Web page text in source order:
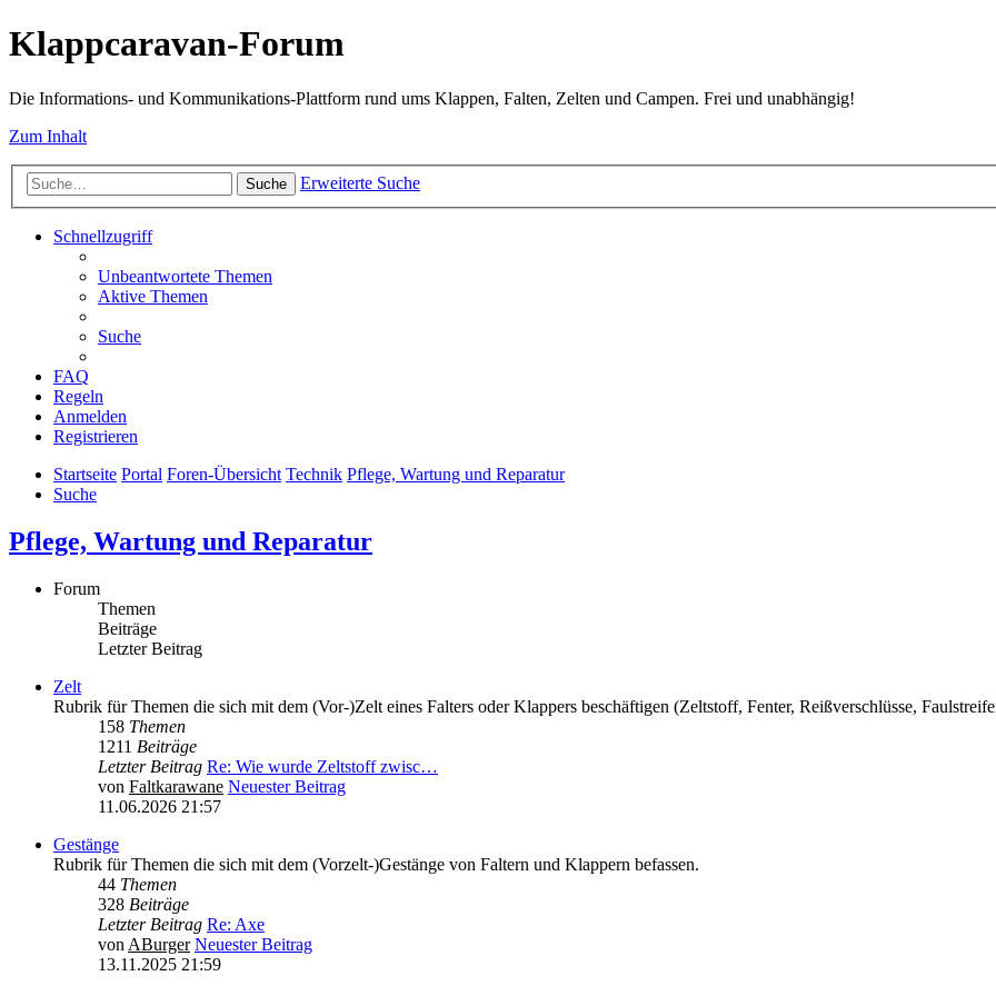
Klappcaravan-Forum
Die Informations- und Kommunikations-Plattform rund ums Klappen, Falten, Zelten und Campen. Frei und unabhängig!
Zum Inhalt
Suche Erweiterte Suche
Schnellzugriff
Unbeantwortete Themen
Aktive Themen
Suche
FAQ
Regeln
Anmelden
Registrieren
Startseite Portal Foren-Übersicht Technik Pflege, Wartung und Reparatur
Suche
Pflege, Wartung und Reparatur
Forum
Themen
Beiträge
Letzter Beitrag
Zelt
Rubrik für Themen die sich mit dem (Vor-)Zelt eines Falters oder Klappers beschäftigen (Zeltstoff, Fenter, Reißverschlüsse,
158 Themen
1211 Beiträge
Letzter Beitrag Re: Wie wurde Zeltstoff zwisc…
von Faltkarawane Neuester Beitrag
11.06.2026 21:57
Gestänge
Rubrik für Themen die sich mit dem (Vorzelt-)Gestänge von Faltern und Klappern befassen.
44 Themen
328 Beiträge
Letzter Beitrag Re: Axe
von ABurger Neuester Beitrag
13.11.2025 21:59